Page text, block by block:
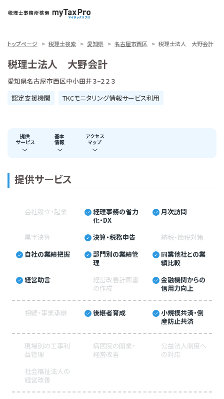
トップページ 税理士検索 愛知県 名古屋市西区 税理士法人 大野会計
税理士法人 大野会計
愛知県名古屋市西区中小田井３−２２３
認定支援機関
TKCモニタリング情報サービス利用
提供
サービス
基本
情報
アクセス
マップ
提供サービス
会社設立・起業
経理事務の省力
化・DX
月次訪問
黒字決算 決算・税務申告
納税・節税対策
自社の業績把握
部門別の業績管
理
同業他社との業
績比較
経営助言
経営改善計画書
の作成
金融機関からの
信用力向上
相続・事業承継 後継者育成
小規模共済・倒
産防止共済
現場別の工事利
益管理
病医院の開業・
経営改善
公益法人制度へ
の対応
社会福祉法人の
経営改善